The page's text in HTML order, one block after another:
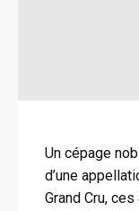
Un cépage
d’une
Grand Cru,